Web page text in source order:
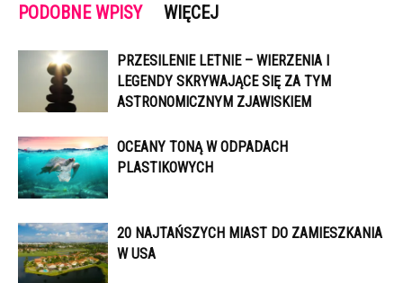
PODOBNE WPISY WIĘCEJ
PRZESILENIE LETNIE – WIERZENIA I
LEGENDY SKRYWAJĄCE SIĘ ZA TYM
ASTRONOMICZNYM ZJAWISKIEM
OCEANY TONĄ W ODPADACH
PLASTIKOWYCH
20 NAJTAŃSZYCH MIAST DO ZAMIESZKANIA
W USA